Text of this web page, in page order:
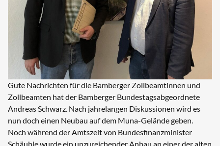
Gute Nachrichten für die Bamberger Zollbeamtinnen und
Zollbeamten hat der Bamberger Bundestagsabgeordnete
Andreas Schwarz. Nach jahrelangen Diskussionen wird es
nun doch einen Neubau auf dem Muna-Gelände geben.
Noch während der Amtszeit von Bundesfinanzminister
Schäuble wurde ein unzureichender Anbau an einer der alten